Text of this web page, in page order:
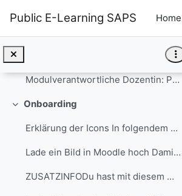
Public E-Learning SAPS Home
Collapse
Prof. Dr, Tina Seufert Wir, das Lehr-Lernforschung...
Modulverantwortliche Dozentin: Prof. Dr. Tina Seuf...
Collapse
Onboarding
Erklärung der Icons In folgendem Abschnitt wird di...
Lade ein Bild in Moodle hoch Damit wir uns in Mood...
ZUSATZINFODu hast mit diesem Masternugget Adaptivi...